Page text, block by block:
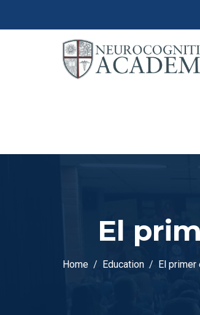
El
Home Education El